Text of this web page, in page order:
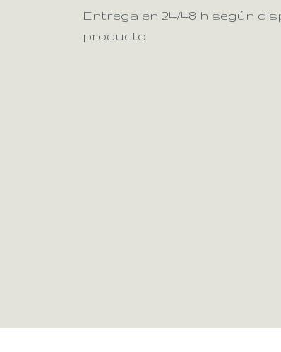
Entrega en 24/48 h según
producto